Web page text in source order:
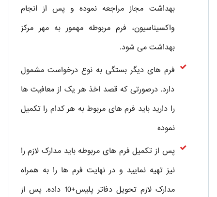
بهداشت مجاز مراجعه نموده و پس از انجام
واکسیناسیون، فرم مربوطه مهمور به مهر مرکز
بهداشت می شود.
فرم های دیگر بستگی به نوع درخواست مشمول
دارد. درصورتی که قصد اخذ هر یک از معافیت ها
را دارید باید فرم های مربوط به هر کدام را تکمیل
نموده
پس از تکمیل فرم های مربوطه باید مدارک لازم را
نیز تهیه نمایید و در نهایت فرم ها را به همراه
مدارک لازم تحویل دفاتر پلیس+10 داده. پس از